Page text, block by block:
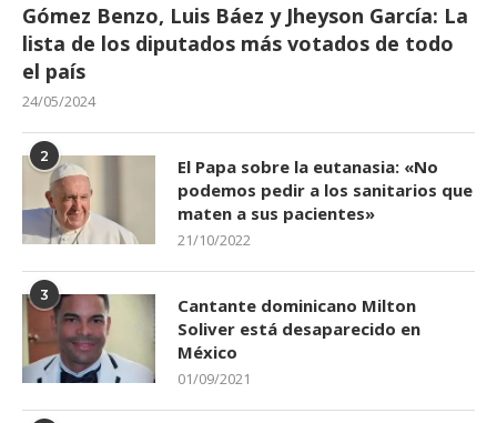
Gómez Benzo, Luis Báez y Jheyson García: La
lista de los diputados más votados de todo
el país
24/05/2024
2
El Papa sobre la eutanasia: «No
podemos pedir a los sanitarios que
maten a sus pacientes»
21/10/2022
3
Cantante dominicano Milton
Soliver está desaparecido en
México
01/09/2021